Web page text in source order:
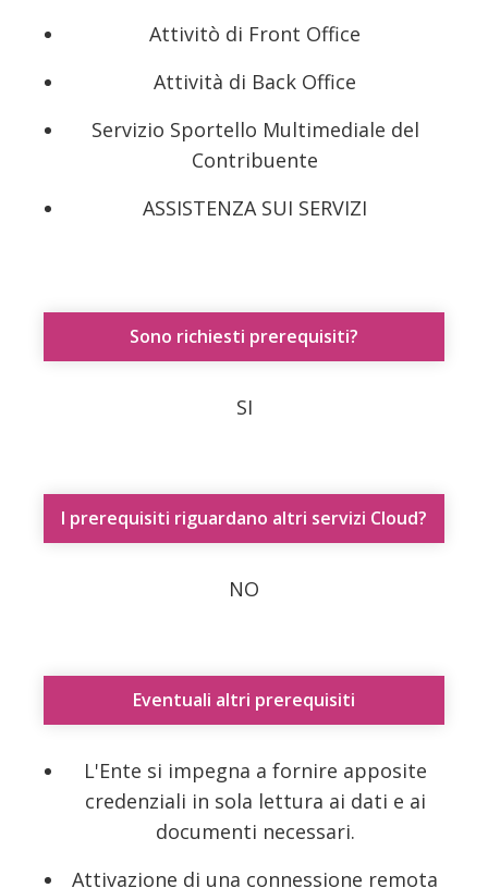
Attivitò di Front Office
Attività di Back Office
Servizio Sportello Multimediale del
Contribuente
ASSISTENZA SUI SERVIZI
Sono richiesti prerequisiti?
SI
I prerequisiti riguardano altri servizi Cloud?
NO
Eventuali altri prerequisiti
L'Ente si impegna a fornire apposite
credenziali in sola lettura ai dati e ai
documenti necessari.
Attivazione di una connessione remota